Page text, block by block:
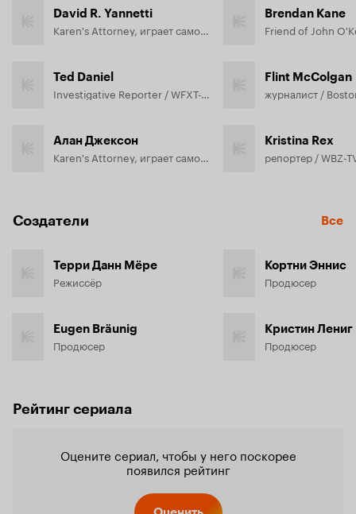
David R. Yannetti
Karen's Attorney, играет самого себя (в титрах: David Yannetti)
Ted Daniel
Investigative Reporter / WFXT-TV, играет самого себя
Алан Джексон
Karen's Attorney, играет самого себя
Brendan Kane
Flint McColgan
Kristina Rex
Создатели Все
Терри Данн Мёре
Режиссёр
Eugen Bräunig
Продюсер
Кортни Эннис
Продюсер
Кристин Лениг
Продюсер
Рейтинг сериала
Оцените сериал, чтобы у него поскорее
появился рейтинг